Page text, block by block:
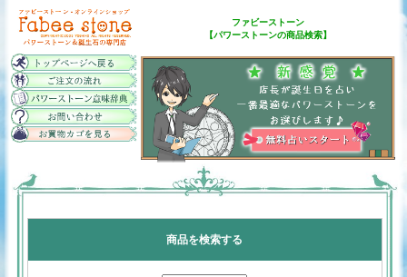
ファビーストーン
【パワーストーンの商品検索】
商品を検索する